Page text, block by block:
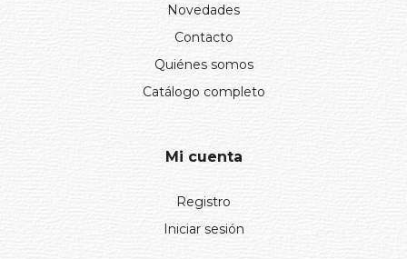
Novedades
Contacto
Quiénes somos
Catálogo completo
Mi cuenta
Registro
Iniciar sesión